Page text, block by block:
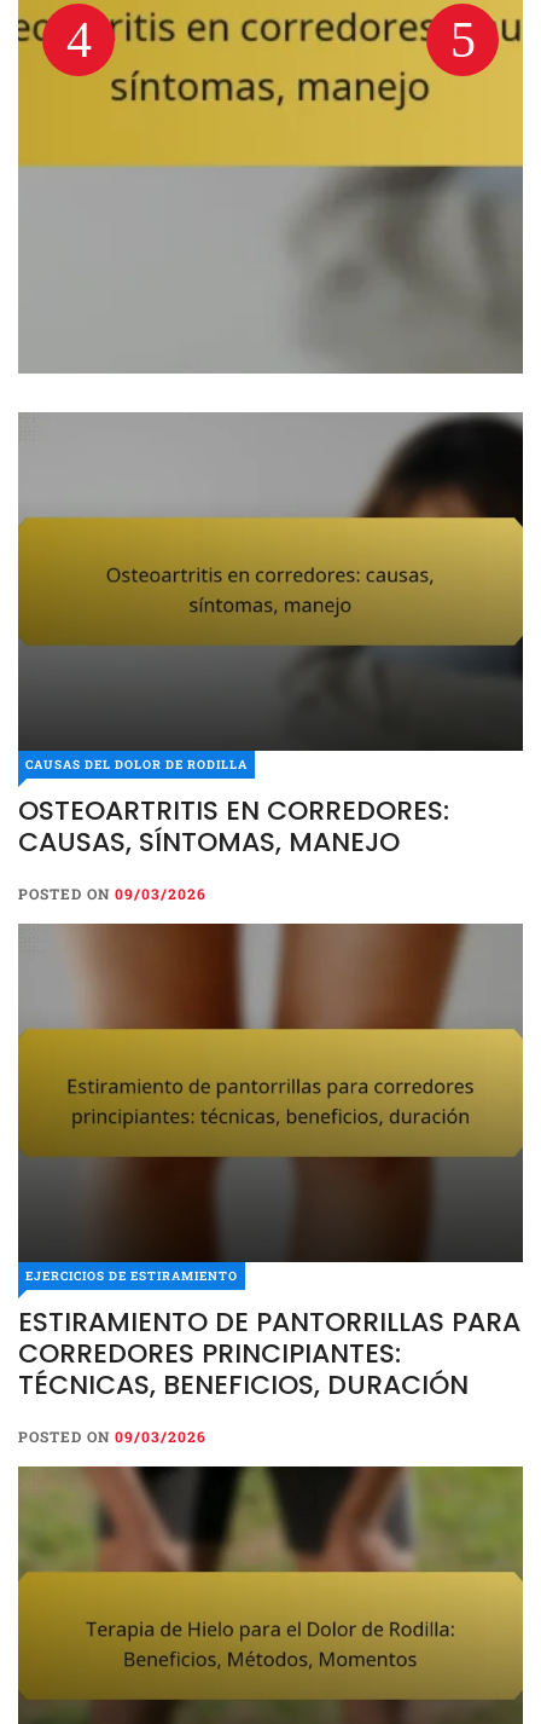
CAUSAS DEL DOLOR DE RODILLA
OSTEOARTRITIS EN
CORREDORES: CAUSAS,
SÍNTOMAS, MANEJO
CAUSAS DEL DOLOR DE RODILLA
OSTEOARTRITIS EN CORREDORES:
CAUSAS, SÍNTOMAS, MANEJO
POSTED ON 09/03/2026
EJERCICIOS DE ESTIRAMIENTO
ESTIRAMIENTO DE PANTORRILLAS PARA
CORREDORES PRINCIPIANTES:
TÉCNICAS, BENEFICIOS, DURACIÓN
POSTED ON 09/03/2026